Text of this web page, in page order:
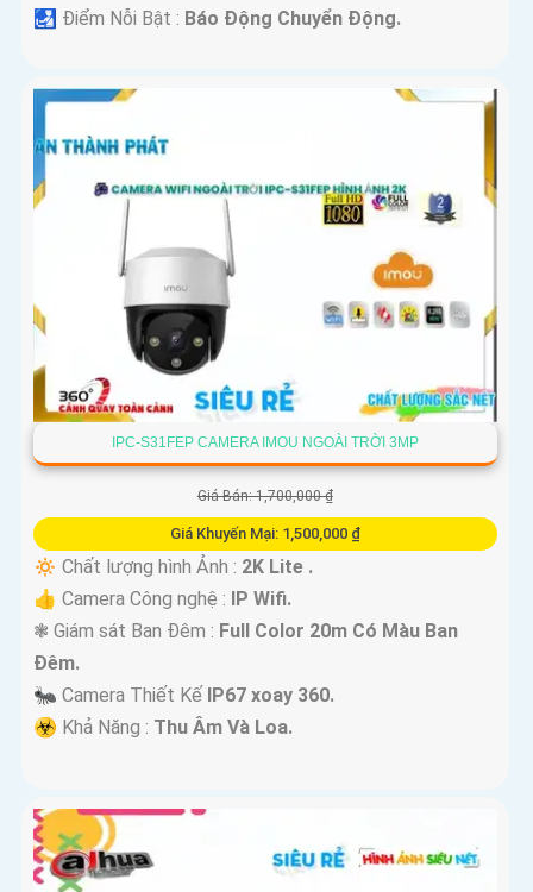
️🛃 Điểm Nỗi Bật : Báo Động Chuyển Động.
IPC-S31FEP CAMERA IMOU NGOÀI TRỜI 3MP
Giá Bán: 1,700,000 ₫
Giá Khuyến Mại: 1,500,000 ₫
🔅 Chất lượng hình Ảnh : 2K Lite .
👍 Camera Công nghệ :
IP Wifi.
❃ Giám sát Ban Đêm : Full Color 20m Có Màu Ban
Ðêm.
🐜 Camera Thiết Kế
IP67 xoay 360.
️☣️ Khả Năng : Thu Âm Và Loa.